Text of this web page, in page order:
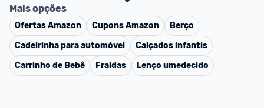
Mais opções
OfertasAmazon CuponsAmazon
Berço
Cadeirinha para automóvel
Calçados infantis
Carrinho de Bebê
Fraldas Lenço umedecido